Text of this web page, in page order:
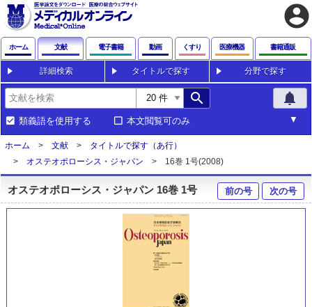
account_circle
ホーム 文献 電子書籍 動画 くすり 医療機器 書籍通販
詳細検索 タイトルで探す 分野で探す
search notifications
類義語を使用する 本文閲覧可のみ
ホーム 文献
タイトルで探す（あ行）
オステオポローシス・ジャパン
16巻 1号(2008)
オステオポローシス・ジャパン 16巻 1号 前の号 次の号